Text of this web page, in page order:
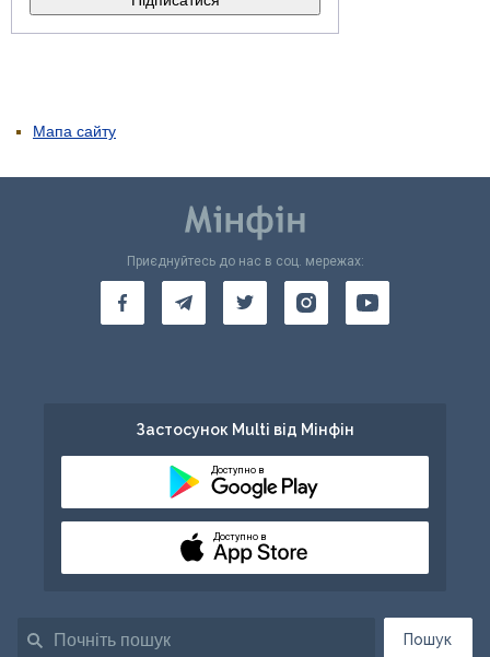
Мапа сайту
Пошук
Приєднуйтесь до нас в соц. мережах:
Застосунок Multi від Мінфін
Доступно в
Доступно в